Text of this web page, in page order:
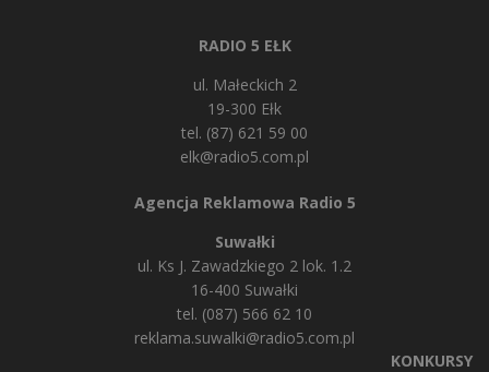
RADIO 5 EŁK
ul. Małeckich 2
19-300 Ełk
tel. (87) 621 59 00
elk@radio5.com.pl
Agencja Reklamowa Radio 5
Suwałki
ul. Ks J. Zawadzkiego 2 lok. 1.2
16-400 Suwałki
tel. (087) 566 62 10
reklama.suwalki@radio5.com.pl
KONKURSY